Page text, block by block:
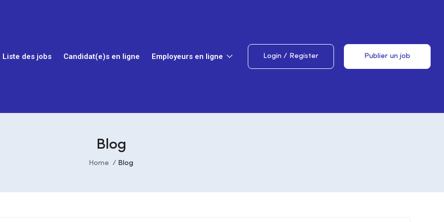
Liste des jobs Candidat(e)s en ligne Employeurs en ligne Login / Register Publier un job
Blog
Home Blog